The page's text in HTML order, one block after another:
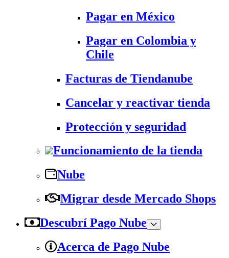
Pagar en México
Pagar en Colombia y
Chile
Facturas de Tiendanube
Cancelar y reactivar tienda
Protección y seguridad
Funcionamiento de la tienda
Nube
Migrar desde Mercado Shops
Descubrí Pago Nube
Acerca de Pago Nube